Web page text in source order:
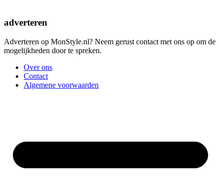
adverteren
Adverteren op MonStyle.nl? Neem gerust contact met ons op om de
mogelijkheden door te spreken.
Over ons
Contact
Algemene voorwaarden